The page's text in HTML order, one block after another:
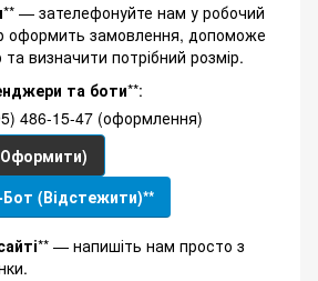
** — зателефонуйте нам у робочий
оформить замовлення, допоможе
та визначити потрібний розмір.
та боти**:
486-15-47 (оформлення)
Бот (Відстежити)**
** — напишіть нам просто з